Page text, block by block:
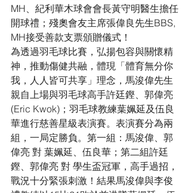
MH、紀利華木球會會長黃守明醫生擔任
開球禮；殘奧會友主席張偉良先生BBS,
MH接受善款支票頒贈儀式！
為透過羽毛球比賽，弘揚包容與關懷精
神，推動傷健共融，體現「體育無分你
我，人人皆可共享」理念，馬浚偉先生
親自上場與羽毛球高手許廷鏗、郭偉亮
(Eric Kwok)；羽毛球教練葉姵延及伍良
華進行慈善星級表演賽。表演賽分為兩
組，一局定勝負。第一組：馬浚偉、郭
偉亮 對 葉姵延、伍良華；第二組許廷
鏗、郭偉亮 對 學生盃冠軍，高手過招，
戰況十分緊張刺激！結果馬浚偉與李俊